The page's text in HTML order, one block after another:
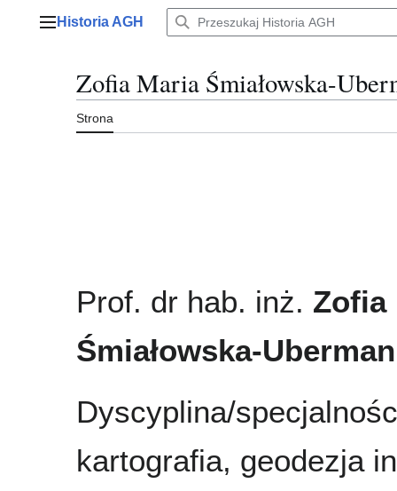
Menu główne
Historia AGH
Zofia Maria Śmiałowska-
Strona
Prof. dr hab. inż. Zofia
Śmiałowska-Uberman
Dyscyplina/
kartografia, geodezja